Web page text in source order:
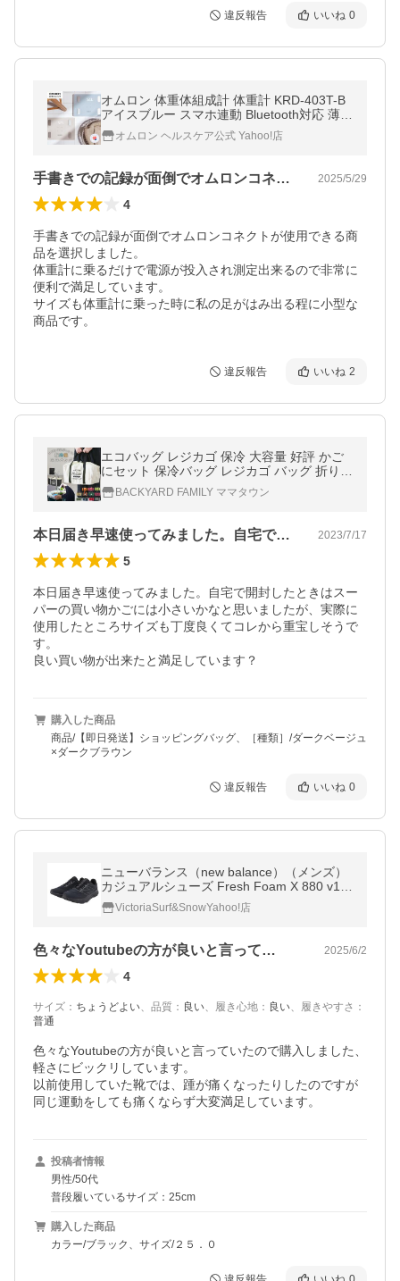
違反報告 いいね 0
オムロン 体重体組成計 体重計 KRD-403T-B
アイスブルー スマホ連動 Bluetooth対応 薄型
コンパクト 体脂肪率 データ自動転送
オムロン ヘルスケア公式 Yahoo!店
手書きでの記録が面倒でオムロンコネクト… 2025/5/29
4
手書きでの記録が面倒でオムロンコネクトが使用できる商
品を選択しました。
体重計に乗るだけで電源が投入され測定出来るので非常に
便利で満足しています。
サイズも体重計に乗った時に私の足がはみ出る程に小型な
商品です。
違反報告 いいね 2
エコバッグ レジカゴ 保冷 大容量 好評 かご
にセット 保冷バッグ レジカゴ バッグ 折り畳
み 折りたたみ エコバック ショッピングバッ
グ 大型 カゴ型 エコバッグ
BACKYARD FAMILY ママタウン
本日届き早速使ってみました。自宅で開封… 2023/7/17
5
本日届き早速使ってみました。自宅で開封したときはスー
パーの買い物かごには小さいかなと思いましたが、実際に
使用したところサイズも丁度良くてコレから重宝しそうで
す。
良い買い物が出来たと満足しています？
購入した商品
商品/【即日発送】ショッピングバッグ、［種類］/ダークベージュ
×ダークブラウン
違反報告 いいね 0
ニューバランス（new balance）（メンズ）
カジュアルシューズ Fresh Foam X 880 v14
Gore-Tex M880G A14 2E
VictoriaSurf&SnowYahoo!店
色々なYoutubeの方が良いと言って… 2025/6/2
4
サイズ ： ちょうどよい、 品質 ： 良い、 履き心地 ： 良い、 履きやすさ ：
普通
色々なYoutubeの方が良いと言っていたので購入しました、
軽さにビックリしています。
以前使用していた靴では、踵が痛くなったりしたのですが
投稿者情報
男性/50代
普段履いているサイズ：25cm
購入した商品
カラー/ブラック、サイズ/２５．０